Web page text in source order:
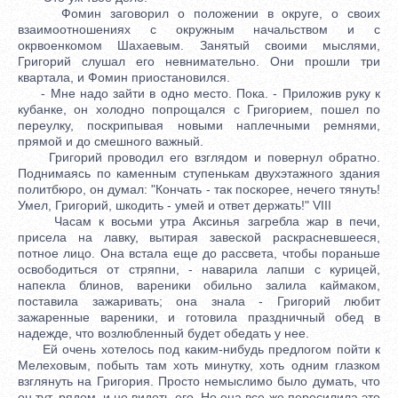
Фомин заговорил о положении в округе, о своих
взаимоотношениях с окружным начальством и с
окрвоенкомом Шахаевым. Занятый своими мыслями,
Григорий слушал его невнимательно. Они прошли три
квартала, и Фомин приостановился.
- Мне надо зайти в одно место. Пока. - Приложив руку к
кубанке, он холодно попрощался с Григорием, пошел по
переулку, поскрипывая новыми наплечными ремнями,
прямой и до смешного важный.
Григорий проводил его взглядом и повернул обратно.
Поднимаясь по каменным ступенькам двухэтажного здания
политбюро, он думал: "Кончать - так поскорее, нечего тянуть!
Умел, Григорий, шкодить - умей и ответ держать!" VIII
Часам к восьми утра Аксинья загребла жар в печи,
присела на лавку, вытирая завеской раскрасневшееся,
потное лицо. Она встала еще до рассвета, чтобы пораньше
освободиться от стряпни, - наварила лапши с курицей,
напекла блинов, вареники обильно залила каймаком,
поставила зажаривать; она знала - Григорий любит
зажаренные вареники, и готовила праздничный обед в
надежде, что возлюбленный будет обедать у нее.
Ей очень хотелось под каким-нибудь предлогом пойти к
Мелеховым, побыть там хоть минутку, хоть одним глазком
взглянуть на Григория. Просто немыслимо было думать, что